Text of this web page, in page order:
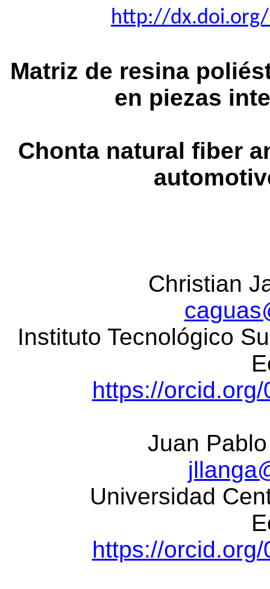
http://dx.doi.org/
Matriz de resina
en piezas
Chonta natural fiber
Christian
Instituto Tecnológico
https://
Juan
Universidad
https://